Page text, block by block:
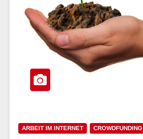
ARBEIT IM INTERNET CROWDFUNDING